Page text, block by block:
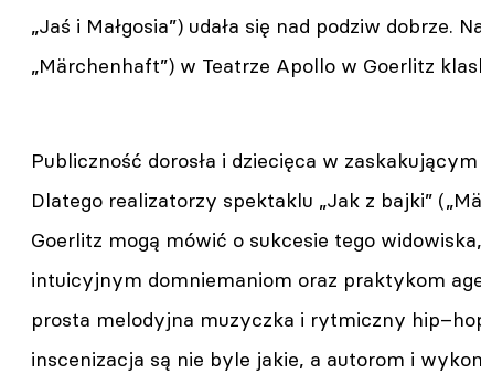
„Jaś i Małgosia”) udała się nad podziw
„Märchenhaft”) w Teatrze Apollo w Goerlitz
Publiczność dorosła i dziecięca w
Dlatego realizatorzy spektaklu „Jak z bajki”
Goerlitz mogą mówić o sukcesie tego
intuicyjnym domniemaniom oraz praktykom
prosta melodyjna muzyczka i rytmiczny
inscenizacja są nie byle jakie, a autorom i